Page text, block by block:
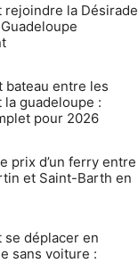
rejoindre la Désirade
bateau entre les
la guadeloupe :
pour 2026
prix d’un ferry entre
et Saint-Barth en
se déplacer en
sans voiture :